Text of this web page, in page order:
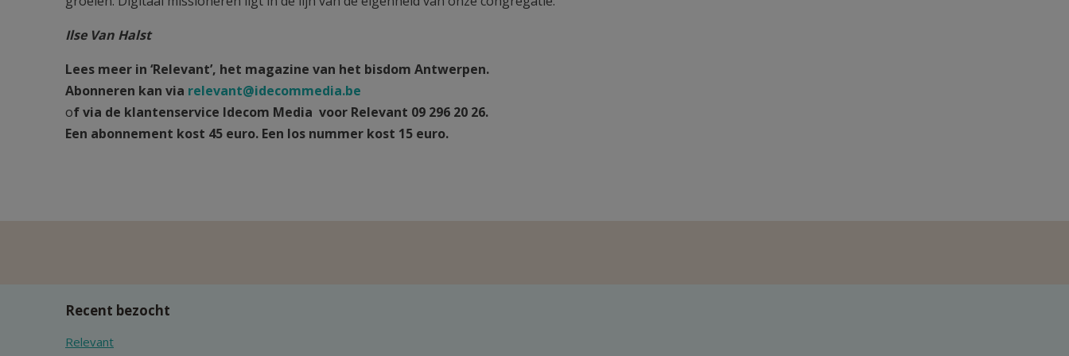
Ilse Van Halst
Lees meer in ‘Relevant’, het magazine van het bisdom Antwerpen.
Abonneren kan via relevant@idecommedia.be
of via de klantenservice Idecom Media voor Relevant 09 296 20 26.
Een abonnement kost 45 euro. Een los nummer kost 15 euro.
Recent bezocht
Relevant